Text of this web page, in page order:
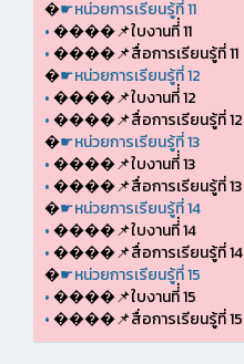
�☛หน่วยการเรียนรู้ที่ 11
•����📌ใบงานที่่ 11
•����📌สื่อการเรียนรู้ที่ 11
�☛หน่วยการเรียนรู้ที่ 12
•����📌ใบงานที่่ 12
•����📌สื่อการเรียนรู้ที่ 12
�☛หน่วยการเรียนรู้ที่ 13
•����📌ใบงานที่่ 13
•����📌สื่อการเรียนรู้ที่ 13
�☛หน่วยการเรียนรู้ที่ 14
•����📌ใบงานที่่ 14
•����📌สื่อการเรียนรู้ที่ 14
�☛หน่วยการเรียนรู้ที่ 15
•����📌ใบงานที่่ 15
•����📌สื่อการเรียนรู้ที่ 15